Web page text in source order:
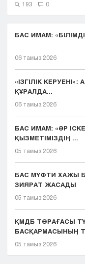
193 0
БАС ИМАМ:
06 тамыз 2026
«ІЗГІЛІК
ҚҰРАЛДА...
06 тамыз 2026
БАС ИМАМ: «ӘР
ҚЫЗМЕТІМІЗДІҢ ...
05 тамыз 2026
БАС МҮФТИ ХАЖЫ
ЗИЯРАТ ЖАСАДЫ
05 тамыз 2026
ҚМДБ ТӨРАҒАСЫ
БАСҚАРМАСЫНЫҢ
05 тамыз 2026